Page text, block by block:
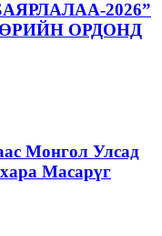
2026”
ОРДОНД
Монгол Улсад
Масарүг